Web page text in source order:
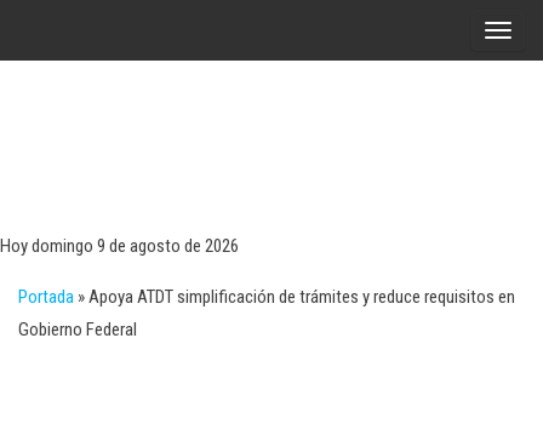
A
l
Hoy domingo 9 de agosto de 2026
Portada »Apoya ATDT simplificación de trámites y reduce requisitos en
Gobierno Federal